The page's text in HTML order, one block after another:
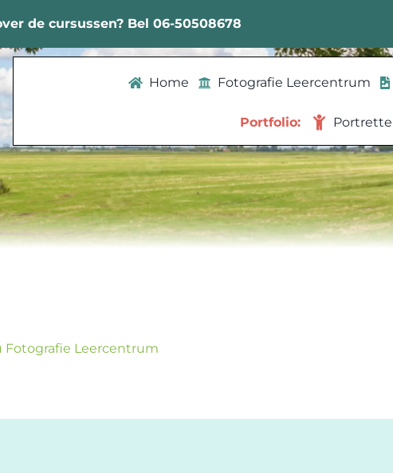
de cursussen? Bel 06-50508678
Home Fotografie Leercentrum
Portfolio:
Fotografie Leercentrum